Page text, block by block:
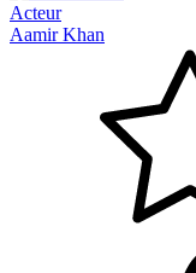
Acteur
Aamir Khan